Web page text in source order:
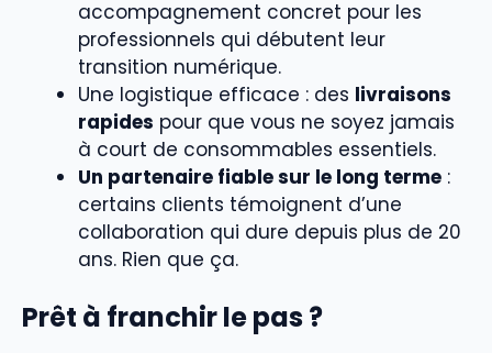
accompagnement concret pour les
professionnels qui débutent leur
transition numérique.
Une logistique efficace : des livraisons
rapides pour que vous ne soyez jamais
à court de consommables essentiels.
Un partenaire fiable sur le long terme :
certains clients témoignent d’une
collaboration qui dure depuis plus de 20
ans. Rien que ça.
Prêt à franchir le pas ?